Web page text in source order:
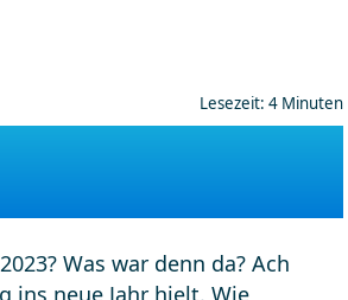
Lesezeit: 4 Minuten
Was war denn da? Ach
ins neue Jahr hielt. Wie